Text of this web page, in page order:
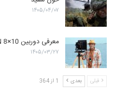
۱۴۰۵/۰۴/۰۷
معرفی دوربین ONDU EIKAN 8×10
۱۴۰۵/۰۳/۲۷
قبلی بعدی 1 از 364